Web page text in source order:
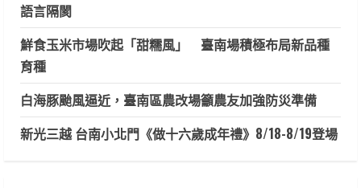
語言隔閡
鮮食玉米市場吹起「甜糯風」 臺南場積極布局新品種
育種
白海豚颱風逼近，臺南區農改場籲農友加強防災準備
新光三越 台南小北門《做十六歲成年禮》8/18-8/19登場